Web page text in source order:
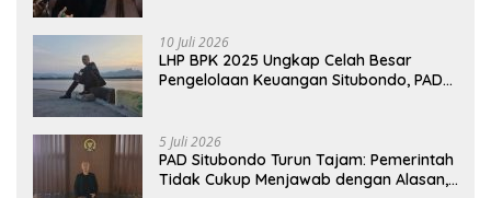
10 Juli 2026
LHP BPK 2025 Ungkap Celah Besar
Pengelolaan Keuangan Situbondo, PAD
5 Juli 2026
PAD Situbondo Turun Tajam: Pemerintah
Tidak Cukup Menjawab dengan Alasan,